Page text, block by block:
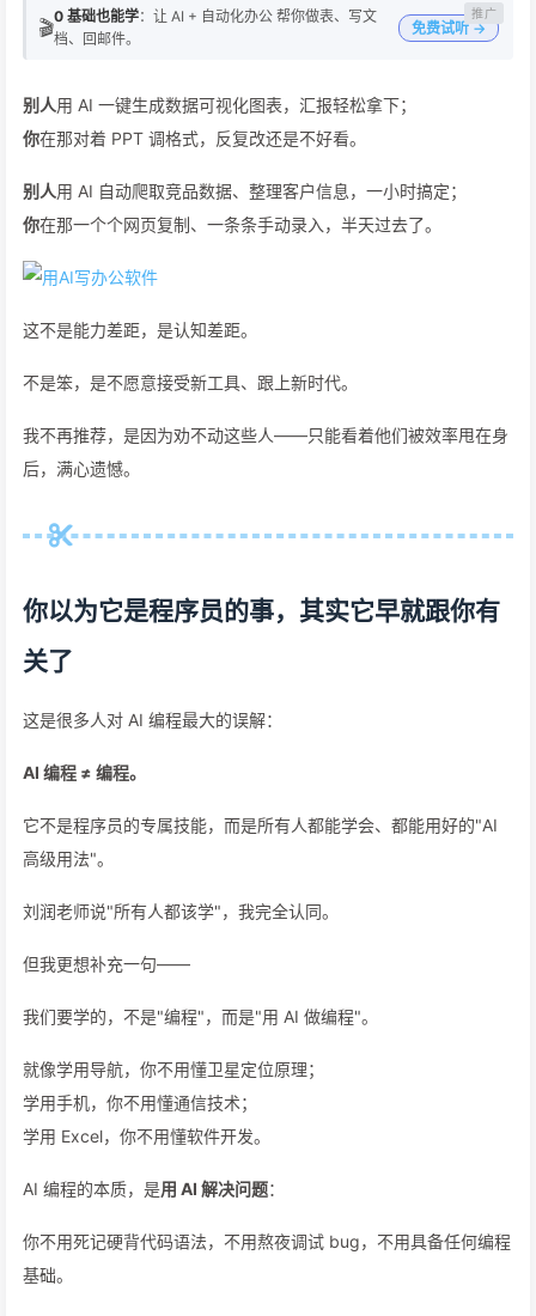
🎬0 基础也能学：让 AI + 自动化办公 帮你做表、写文
档、回邮件。
免费试听 →
别人用 AI 一键生成数据可视化图表，汇报轻松拿下；
你在那对着 PPT 调格式，反复改还是不好看。
别人用 AI 自动爬取竞品数据、整理客户信息，一小时搞定；
你在那一个个网页复制、一条条手动录入，半天过去了。
这不是能力差距，是认知差距。
不是笨，是不愿意接受新工具、跟上新时代。
我不再推荐，是因为劝不动这些人——只能看着他们被效率甩在身
后，满心遗憾。
你以为它是程序员的事，其实它早就跟你有
关了
这是很多人对 AI 编程最大的误解：
AI 编程 ≠ 编程。
它不是程序员的专属技能，而是所有人都能学会、都能用好的"AI
高级用法"。
刘润老师说"所有人都该学"，我完全认同。
但我更想补充一句——
我们要学的，不是"编程"，而是"用 AI 做编程"。
就像学用导航，你不用懂卫星定位原理；
学用手机，你不用懂通信技术；
学用 Excel，你不用懂软件开发。
AI 编程的本质，是用 AI 解决问题：
你不用死记硬背代码语法，不用熬夜调试 bug，不用具备任何编程
基础。